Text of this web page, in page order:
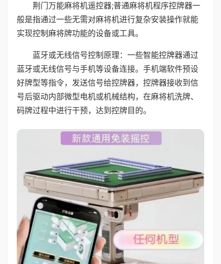
荆门万能麻将机遥控器;普通麻将机程序控牌器一
般是指通过一些无需对麻将机进行复杂安装操作就能
实现控制麻将牌功能的设备或工具。
蓝牙或无线信号控制原理：一些智能控牌器通过
蓝牙或无线信号与手机等设备连接。手机端软件预设
好牌型等指令，发送信号给控牌器，控牌器接收到信
号后驱动内部微型电机或机械结构，在麻将机洗牌、
码牌过程中进行干预，达到控牌目的。